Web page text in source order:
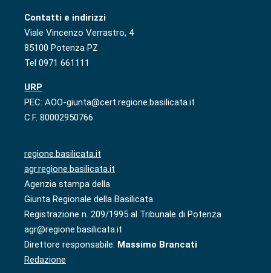
Contatti e indirizzi
Viale Vincenzo Verrastro, 4
85100 Potenza PZ
Tel 0971 661111
URP
PEC: AOO-giunta@cert.regione.basilicata.it
C.F. 80002950766
regione.basilicata.it
agr.regione.basilicata.it
Agenzia stampa della
Giunta Regionale della Basilicata
Registrazione n. 209/1995 al Tribunale di Potenza
agr@regione.basilicata.it
Direttore responsabile: Massimo Brancati
Redazione